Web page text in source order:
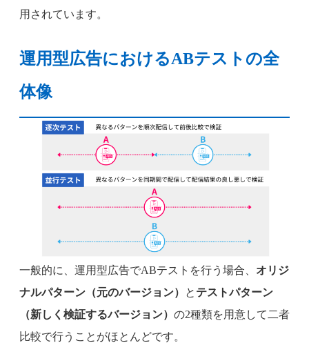
用されています。
運用型広告におけるABテストの全
体像
一般的に、運用型広告でABテストを行う場合、 オリジ
ナルパターン（元のバージョン）
と テストパターン
（新しく検証するバージョン） の2種類を用意して二者
比較で行うことがほとんどです。